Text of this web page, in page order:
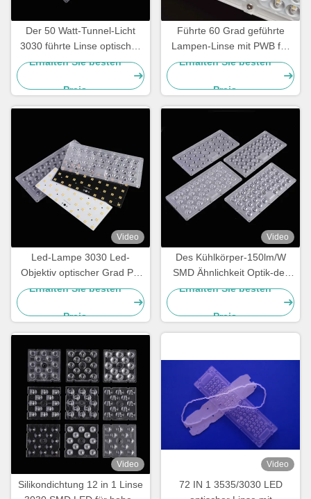
Der 50 Watt-Tunnel-Licht
3030 führte Linse optisches
PC Material ein 30 Grad-
Erhalten Sie besten
Preis
Führte 60 Grad geführte
Lampen-Linse mit PWB für
Tunnel-Licht Optik-Linsen
Erhalten Sie besten
Preis
Video
Led-Lampe 3030 Led-
Objektiv optischer Grad PC
60 Grad Strahlwinkel
Erhalten Sie besten
Preis
Video
Des Kühlkörper-150lm/W
SMD Ähnlichkeit Optik-der
Linsen-PH3030 18 für Licht
Erhalten Sie besten
Preis
Video
Silikondichtung 12 in 1 Linse
Video
72 IN 1 3535/3030 LED